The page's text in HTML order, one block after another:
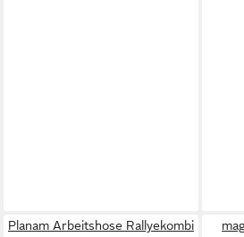
Planam Arbeitshose Rallyekombi